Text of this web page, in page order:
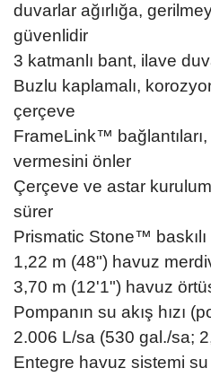
duvarlar ağırlığa,
güvenlidir
3 katmanlı bant, ilave
Buzlu kaplamalı,
çerçeve
FrameLink™
vermesini önler
Çerçeve ve astar
sürer
Prismatic Stone™
1,22 m (48") havuz
3,70 m (12'1") havuz
Pompanın su akış hızı
2.006 L/sa (530 gal./sa;
Entegre havuz sistemi su